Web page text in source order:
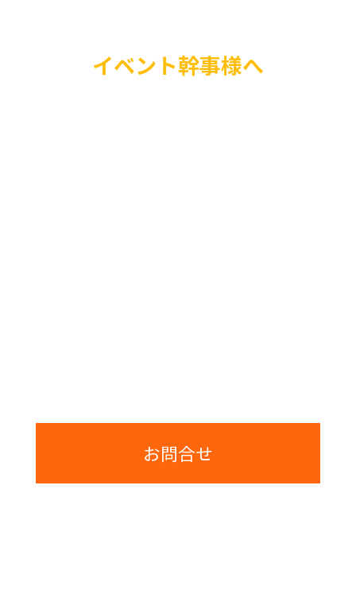
イベント幹事様へ
お問合せ